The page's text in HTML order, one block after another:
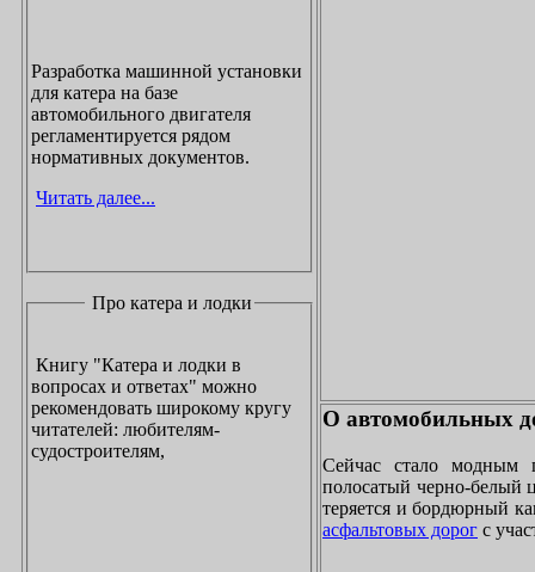
Разработка машинной установки
для катера на базе
автомобильного двигателя
регламентируется рядом
нормативных документов.
Читать далее...
Про катера и лодки
Книгу "Катера и лодки в
вопросах и ответах" можно
рекомендовать широкому кругу
читателей: любителям-
судостроителям,
О автомобильных
Сейчас стало модным
полосатый черно-белый
теряется и бордюрный
асфальтовых дорог с